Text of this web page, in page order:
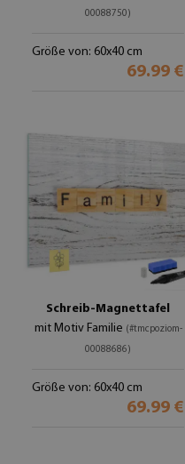
00088750)
Größe von: 60x40 cm
69.99 €
Schreib-Magnettafel
mit Motiv Familie (#tmcpoziom-
00088686)
Größe von: 60x40 cm
69.99 €